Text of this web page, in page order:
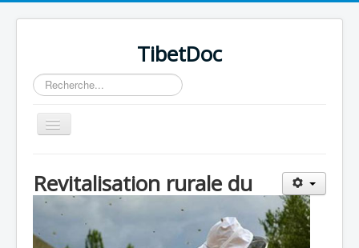
TibetDoc
Rechercher
Basculer
la
Revitalisation rurale du